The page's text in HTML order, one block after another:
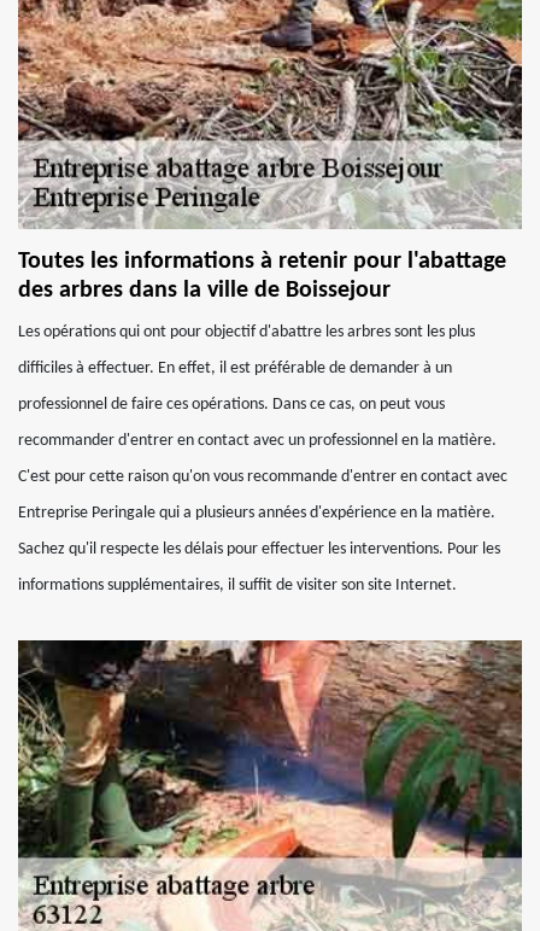
Toutes les informations à retenir pour l'abattage
des arbres dans la ville de Boissejour
Les opérations qui ont pour objectif d'abattre les arbres sont les plus
difficiles à effectuer. En effet, il est préférable de demander à un
professionnel de faire ces opérations. Dans ce cas, on peut vous
recommander d'entrer en contact avec un professionnel en la matière.
C'est pour cette raison qu'on vous recommande d'entrer en contact avec
Entreprise Peringale qui a plusieurs années d'expérience en la matière.
Sachez qu'il respecte les délais pour effectuer les interventions. Pour les
informations supplémentaires, il suffit de visiter son site Internet.